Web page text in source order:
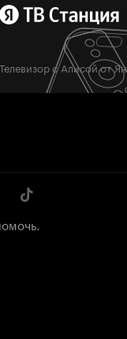
Телевизор с Алисой от